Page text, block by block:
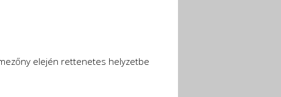
elején rettenetes helyzetbe